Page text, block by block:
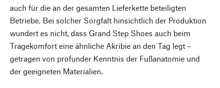
auch für die an der gesamten Lieferkette beteiligten
Betriebe. Bei solcher Sorgfalt hinsichtlich der Produktion
wundert es nicht, dass Grand Step Shoes auch beim
Tragekomfort eine ähnliche Akribie an den Tag legt –
getragen von profunder Kenntnis der Fußanatomie und
der geeigneten Materialien.